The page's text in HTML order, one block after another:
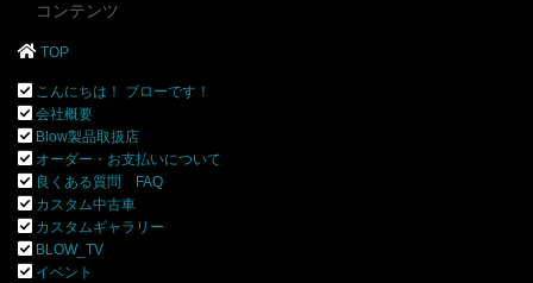
コンテンツ
TOP
こんにちは！ ブローです！
会社概要
Blow製品取扱店
オーダー・お支払いについて
良くある質問 FAQ
カスタム中古車
カスタムギャラリー
BLOW_TV
イベント